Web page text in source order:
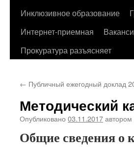
содержимому
Инклюзивное образование
Интернет-приемная
Прокуратура разъясняет
← Публичный ежегодный доклад
Методический
Опубликовано 03.11.2017автором
Общие сведения о